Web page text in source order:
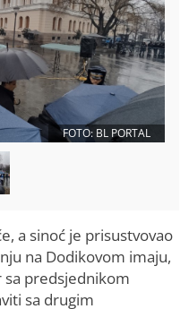
FOTO: BL PORTAL
a sinoć je prisustvovao
na Dodikovom imaju,
sa predsjednikom
sa drugim